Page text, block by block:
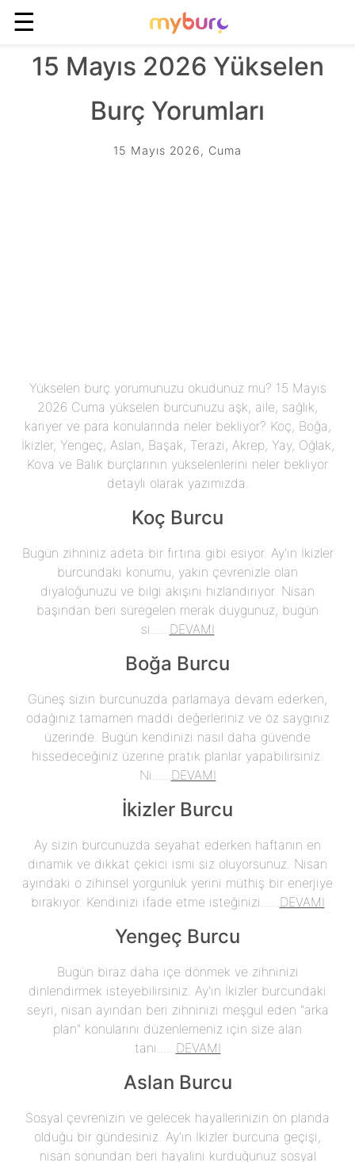
☰
15 Mayıs 2026 Yükselen
Burç Yorumları
15 Mayıs 2026, Cuma
Yükselen burç yorumunuzu okudunuz mu? 15 Mayıs
2026 Cuma yükselen burcunuzu aşk, aile, sağlık,
kariyer ve para konularında neler bekliyor? Koç, Boğa,
İkizler, Yengeç, Aslan, Başak, Terazi, Akrep, Yay, Oğlak,
Kova ve Balık burçlarının yükselenlerini neler bekliyor
detaylı olarak yazımızda.
Koç Burcu
Bugün zihniniz adeta bir fırtına gibi esiyor. Ay'ın İkizler
burcundaki konumu, yakın çevrenizle olan
diyaloğunuzu ve bilgi akışını hızlandırıyor. Nisan
başından beri süregelen merak duygunuz, bugün
si...... DEVAMI
Boğa Burcu
Güneş sizin burcunuzda parlamaya devam ederken,
odağınız tamamen maddi değerleriniz ve öz saygınız
üzerinde. Bugün kendinizi nasıl daha güvende
hissedeceğiniz üzerine pratik planlar yapabilirsiniz.
Ni...... DEVAMI
İkizler Burcu
Ay sizin burcunuzda seyahat ederken haftanın en
dinamik ve dikkat çekici ismi siz oluyorsunuz. Nisan
ayındaki o zihinsel yorgunluk yerini müthiş bir enerjiye
bırakıyor. Kendinizi ifade etme isteğinizi...... DEVAMI
Yengeç Burcu
Bugün biraz daha içe dönmek ve zihninizi
dinlendirmek isteyebilirsiniz. Ay'ın İkizler burcundaki
seyri, nisan ayından beri zihninizi meşgul eden "arka
plan" konularını düzenlemeniz için size alan
tanı...... DEVAMI
Aslan Burcu
Sosyal çevrenizin ve gelecek hayallerinizin ön planda
olduğu bir gündesiniz. Ay'ın İkizler burcuna geçişi,
nisan sonundan beri hayalini kurduğunuz sosyal